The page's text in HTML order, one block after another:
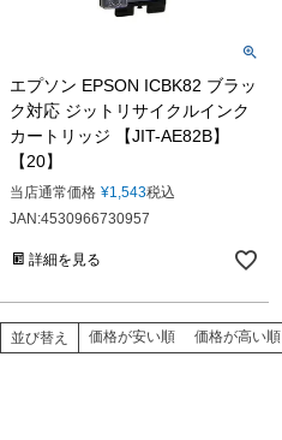
エプソン EPSON ICBK82 ブラッ
ク対応 ジットリサイクルインク
カートリッジ 【JIT-AE82B】
【20】
当店通常価格 ¥1,543税込
JAN:4530966730957
詳細を見る
並び替え 価格が安い順 価格が高い順